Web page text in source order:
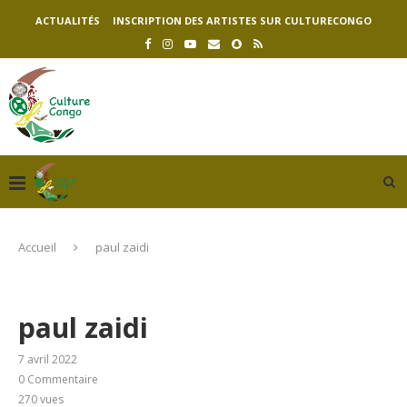
ACTUALITÉS INSCRIPTION DES ARTISTES SUR CULTURECONGO
Accueil paul zaidi
paul zaidi
7 avril 2022
0 Commentaire
270vues